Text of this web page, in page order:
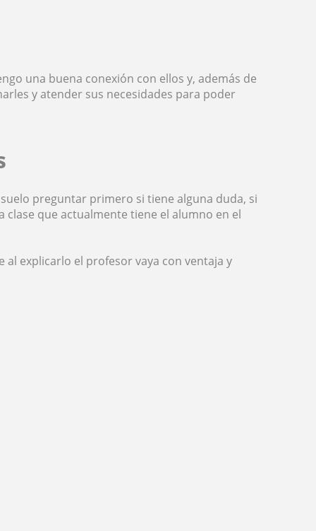
una buena conexión con ellos y, además de
y atender sus necesidades para poder
preguntar primero si tiene alguna duda, si
que actualmente tiene el alumno en el
explicarlo el profesor vaya con ventaja y